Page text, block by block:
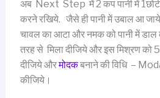
अब Next Step में 2 कप पानी में
करने रखिये. जैसे ही पानी में उबाल आ
चावल का आटा और नमक को पानी में
तरह से मिला दीजिये और इस मिश्रण को
दीजिये औरमोदकबनाने की विधि –
कीजिये।